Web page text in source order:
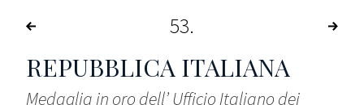
53
REPUBBLICA ITALIANA
Medaglia in oro dell’ Ufficio Italiano dei